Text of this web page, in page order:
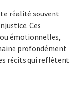
réalité souvent
Ces
émotionnelles,
profondément
récits qui reflètent